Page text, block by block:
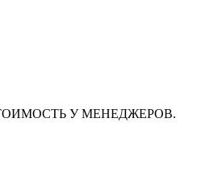
У МЕНЕДЖЕРОВ.